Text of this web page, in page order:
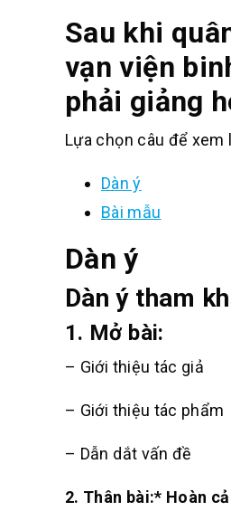
Sau khi
vạn viện
phải giảng
Lựa chọn câu để xem
Dàn ý
Bài mẫu
Dàn ý
Dàn ý tham
1. Mở bài:
– Giới thiệu tác giả
– Giới thiệu tác phẩm
– Dẫn dắt vấn đề
2. Thân bài:* Hoàn